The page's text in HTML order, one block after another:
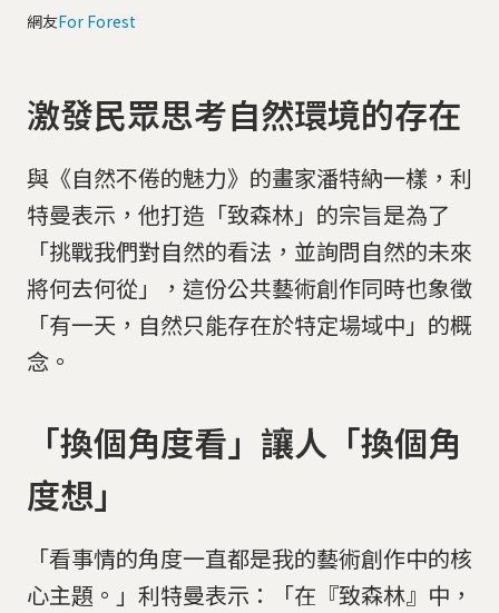
網友For Forest
激發民眾思考自然環境的存在
與《自然不倦的魅力》的畫家潘特納一樣，利
特曼表示，他打造「致森林」的宗旨是為了
「挑戰我們對自然的看法，並詢問自然的未來
將何去何從」，這份公共藝術創作同時也象徵
「有一天，自然只能存在於特定場域中」的概
念。
「換個角度看」讓人「換個角
度想」
「看事情的角度一直都是我的藝術創作中的核
心主題。」利特曼表示：「在『致森林』中，